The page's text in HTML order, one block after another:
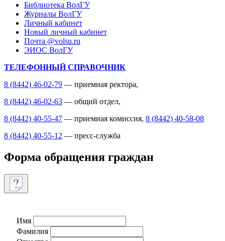
Библиотека ВолГУ
Журналы ВолГУ
Личный кабинет
Новый личный кабинет
Почта @volsu.ru
ЭИОС ВолГУ
ТЕЛЕФОННЫЙ СПРАВОЧНИК
8 (8442) 46-02-79 — приемная ректора,
8 (8442) 46-02-63 — общий отдел,
8 (8442) 40-55-47 — приемная комиссия, 8 (8442) 40-58-08
8 (8442) 40-55-12 — пресс-служба
Форма обращения граждан
Имя
Фамилия